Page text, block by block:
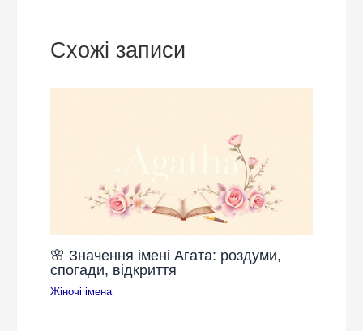
Схожі записи
🌸 Значення імені Агата: роздуми,
спогади, відкриття
Жіночі імена